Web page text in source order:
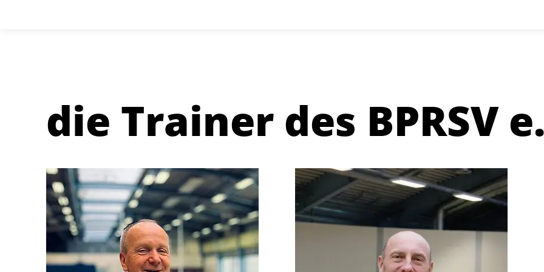
die Trainer des BPRSV
Renee
Schmidt
Bundesstützpunktrainer
Para Radsport
Karsten
Roßberg
Bundesstützpunkttrainer